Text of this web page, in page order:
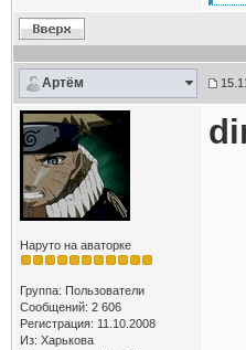
Артём
Наруто на аваторке
Группа: Пользователи
Сообщений: 2 606
Регистрация: 11.10.2008
Из: Харькова